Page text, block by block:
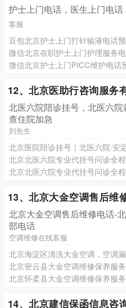
护士上门电话，医生上门电
客服
12、北京医助行咨询服务
北医六院陪诊挂号，北医六
查住院加急
刘先生
北京北医六院专业代挂号问诊全
北京北医六院专业代挂号问诊全
13、北京大金空调售后维
北京大金空调售后维修电话-
部电话
空调维修在线客服
14、北京建信保函信息咨